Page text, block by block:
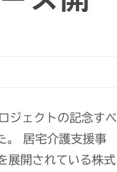
ェクトの記念すべ
。 居宅介護支援事
展開されている株式